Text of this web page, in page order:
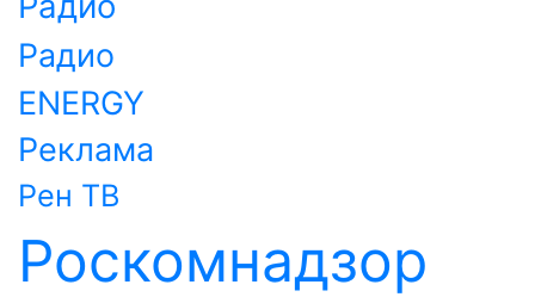
Радио
ENERGY
Реклама
Рен ТВ
Роскомнадзор